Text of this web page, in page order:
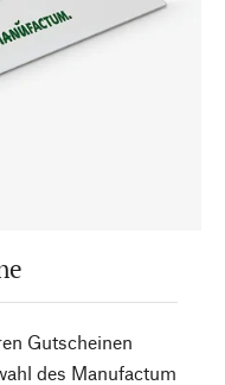
Gutscheinen
des Manufactum